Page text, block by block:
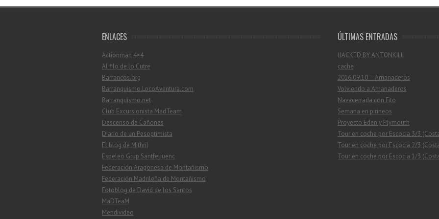
ENLACES
Actionman 4×4
Al filo de lo Cutre
Barrancos.org
Barranquismo.LocoAventura.com
Barranquismo.net
Club Excursionista MadTeam
Descenso de Cañones
Diario de un Pesoptimista
El blog de Mithril
Espeleo Grup Santfeliuenc
Federación Aragonesa de Montañismo
Federación Madrileña de Montañismo
Fotoblog de David de los Santos
MaDTeaM
Mendivideo
ÚLTIMAS ENTRADAS
HACKED BY ANTONKILL
cache
2016.09.10 – Amanaderos
Volviendo a Amanaderos
Navacerrada con Fito
Semana en pirineos
Proyecto Eden y Plymouth
Tour en coche por Escocia 3/3
Tour en coche por Escocia 2/3
Tour en coche por Escocia 1/3